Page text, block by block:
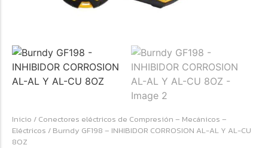
☆☆☆☆☆
Raychem HVT-Z-253/353-G – PUNTA
TERMINAL UNIP INT 35KV 2/0-350 MCM
para conexiones eléctricas, terminaciones y empalmes
industriales. Consulte este producto en Jprintech…
Inicio / Conectores eléctricos de Compresión – Mecánicos –
Eléctricos / Burndy GF198 – INHIBIDOR CORROSION AL-AL Y AL-CU
8OZ